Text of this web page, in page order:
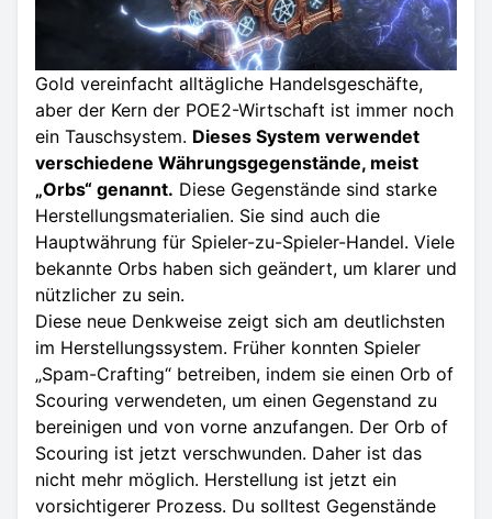
Gold vereinfacht alltägliche Handelsgeschäfte,
aber der Kern der POE2-Wirtschaft ist immer noch
ein Tauschsystem. Dieses System verwendet
verschiedene Währungsgegenstände, meist
„Orbs“ genannt. Diese Gegenstände sind starke
Herstellungsmaterialien. Sie sind auch die
Hauptwährung für Spieler-zu-Spieler-Handel. Viele
bekannte Orbs haben sich geändert, um klarer und
nützlicher zu sein.
Diese neue Denkweise zeigt sich am deutlichsten
im Herstellungssystem. Früher konnten Spieler
„Spam-Crafting“ betreiben, indem sie einen Orb of
Scouring verwendeten, um einen Gegenstand zu
bereinigen und von vorne anzufangen. Der Orb of
Scouring ist jetzt verschwunden. Daher ist das
nicht mehr möglich. Herstellung ist jetzt ein
vorsichtigerer Prozess. Du solltest Gegenstände